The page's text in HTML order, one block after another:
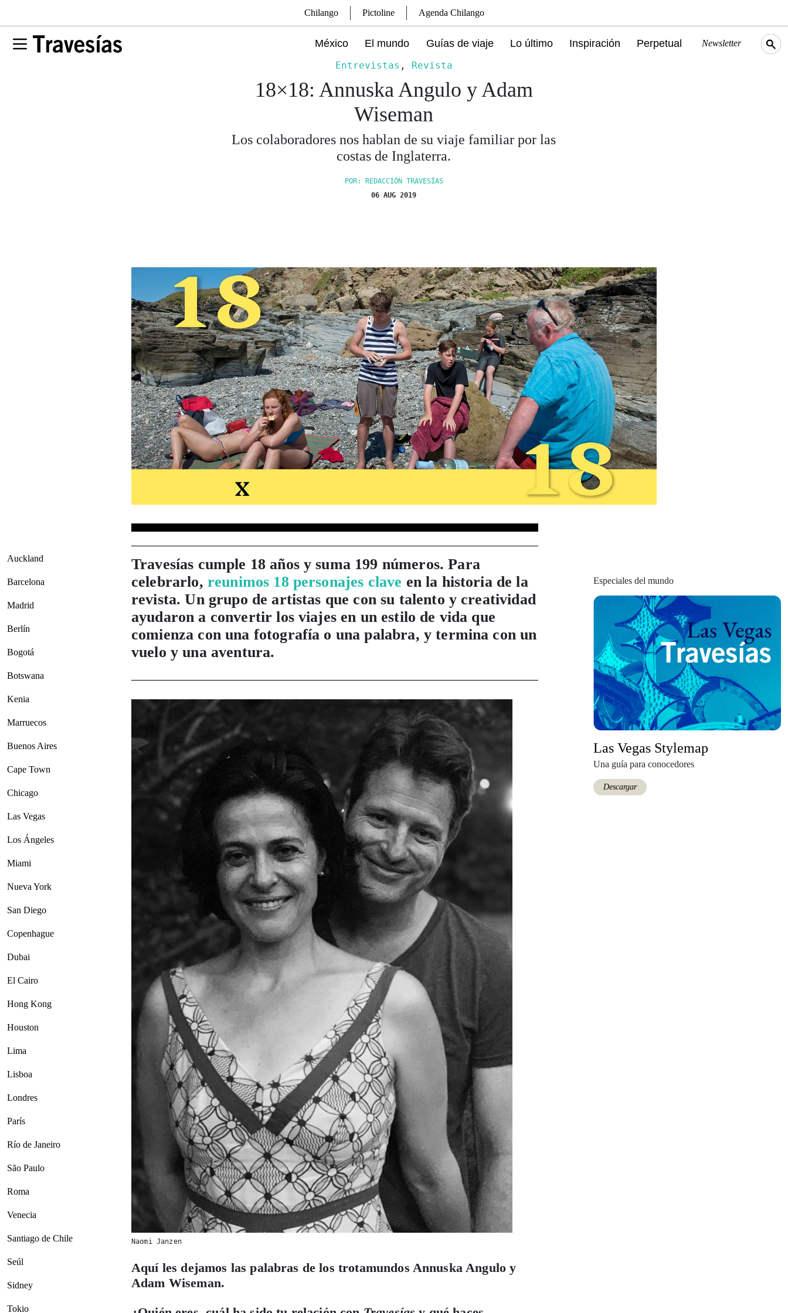
Chilango Pictoline Agenda Chilango
México El mundo Guías de viaje Lo último Inspiración Perpetual Newsletter
Entrevistas , Revista
18×18: Annuska Angulo y Adam
Wiseman
Los colaboradores nos hablan de su viaje familiar por las
costas de Inglaterra.
POR: REDACCIÓN TRAVESÍAS
06 AUG 2019
Auckland
Barcelona
Madrid
Berlín
Bogotá
Botswana
Kenia
Marruecos
Buenos Aires
Cape Town
Chicago
Las Vegas
Los Ángeles
Miami
Nueva York
San Diego
Copenhague
Dubai
El Cairo
Hong Kong
Houston
Lima
Lisboa
Londres
París
Río de Janeiro
São Paulo
Roma
Venecia
Santiago de Chile
Seúl
Sidney
Tokio
Travesías cumple 18 años y suma 199 números. Para
celebrarlo, reunimos 18 personajes clave en la historia de la
revista. Un grupo de artistas que con su talento y creatividad
ayudaron a convertir los viajes en un estilo de vida que
comienza con una fotografía o una palabra, y termina con un
vuelo y una aventura.
Naomi Janzen
Aquí les dejamos las palabras de los trotamundos Annuska Angulo y
Adam Wiseman.
Especiales del mundo
Las Vegas Stylemap
Una guía para conocedores
Descargar